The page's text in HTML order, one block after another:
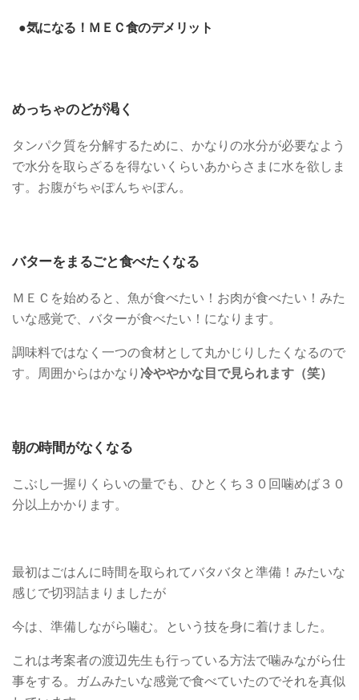
●気になる！ＭＥＣ食のデメリット
めっちゃのどが渇く
タンパク質を分解するために、かなりの水分が必要なよう
で水分を取らざるを得ないくらいあからさまに水を欲しま
す。お腹がちゃぽんちゃぽん。
バターをまるごと食べたくなる
ＭＥＣを始めると、魚が食べたい！お肉が食べたい！みた
いな感覚で、バターが食べたい！になります。
調味料ではなく一つの食材として丸かじりしたくなるので
す。周囲からはかなり 冷ややかな目で見られます（笑）
朝の時間がなくなる
こぶし一握りくらいの量でも、ひとくち３０回噛めば３０
分以上かかります。
最初はごはんに時間を取られてバタバタと準備！みたいな
感じで切羽詰まりましたが
今は、準備しながら噛む。という技を身に着けました。
これは考案者の渡辺先生も行っている方法で噛みながら仕
事をする。ガムみたいな感覚で食べていたのでそれを真似